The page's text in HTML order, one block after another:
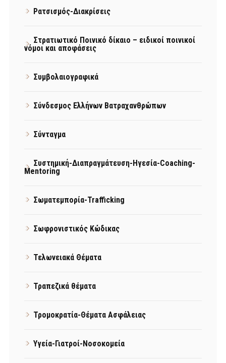
Ρατσισμός-Διακρίσεις
Στρατιωτικό Ποινικό δίκαιο – ειδικοί ποινικοί
νόμοι και αποφάσεις
Συμβολαιογραφικά
Σύνδεσμος Ελλήνων Βατραχανθρώπων
Σύνταγμα
Συστημική-Διαπραγμάτευση-Ηγεσία-Coaching-
Mentoring
Σωματεμπορία-Trafficking
Σωφρονιστικός Κώδικας
Τελωνειακά Θέματα
Τραπεζικά θέματα
Τρομοκρατία-Θέματα Ασφάλειας
Υγεία-Γιατροί-Νοσοκομεία